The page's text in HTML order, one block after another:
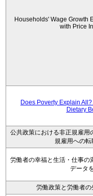
Households' Wage Growth
with Price
Does Poverty Explain
Dietary
公共政策における非正規雇用
規雇用への
労働者の幸福と生活・仕事の
データ
労働政策と労働者